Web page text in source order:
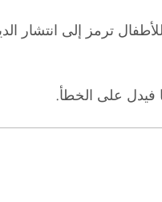
ترمز إلى انتشار
فيدل على الخطأ.